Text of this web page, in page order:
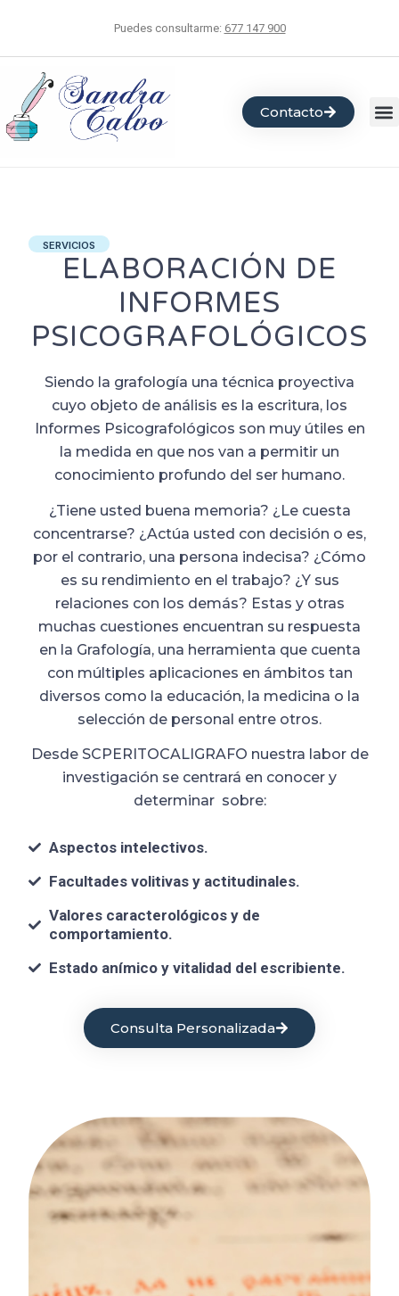
Puedes consultarme: 677 147 900
Contacto
SERVICIOS
ELABORACIÓN DE
INFORMES
PSICOGRAFOLÓGICOS
Siendo la grafología una técnica proyectiva
cuyo objeto de análisis es la escritura, los
Informes Psicografológicos son muy útiles en
la medida en que nos van a permitir un
conocimiento profundo del ser humano.
¿Tiene usted buena memoria? ¿Le cuesta
concentrarse? ¿Actúa usted con decisión o es,
por el contrario, una persona indecisa? ¿Cómo
es su rendimiento en el trabajo? ¿Y sus
relaciones con los demás? Estas y otras
muchas cuestiones encuentran su respuesta
en la Grafología, una herramienta que cuenta
con múltiples aplicaciones en ámbitos tan
diversos como la educación, la medicina o la
selección de personal entre otros.
Desde SCPERITOCALIGRAFO nuestra labor de
investigación se centrará en conocer y
determinar sobre:
Aspectos intelectivos.
Facultades volitivas y actitudinales.
Valores caracterológicos y de
comportamiento.
Estado anímico y vitalidad del escribiente.
Consulta Personalizada